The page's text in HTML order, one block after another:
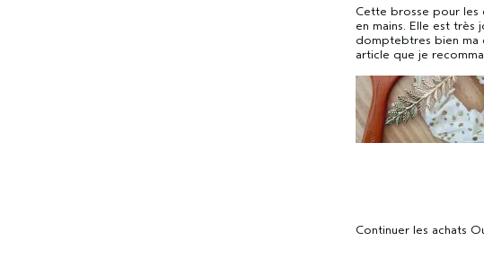
Cette brosse pour les
en mains. Elle est très
domptebtres bien ma
article que je
Continuer les achats